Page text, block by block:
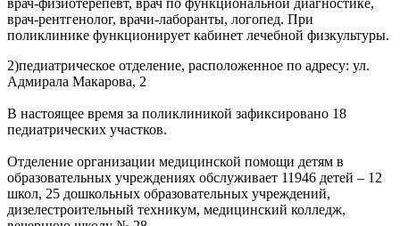
врач-физиотерепевт, врач по функциональной диагностике,
врач-рентгенолог, врачи-лаборанты, логопед. При
поликлинике функционирует кабинет лечебной физкультуры.
2)педиатрическое отделение, расположенное по адресу: ул.
Адмирала Макарова, 2
В настоящее время за поликлиникой зафиксировано 18
педиатрических участков.
Отделение организации медицинской помощи детям в
образовательных учреждениях обслуживает 11946 детей – 12
школ, 25 дошкольных образовательных учреждений,
дизелестроительный техникум, медицинский колледж,